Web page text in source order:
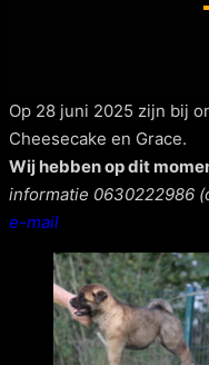
Op 28 juni 2025 zijn bij
Cheesecake en Grace.
Wij hebben op dit
informatie 0630222986
e-mail